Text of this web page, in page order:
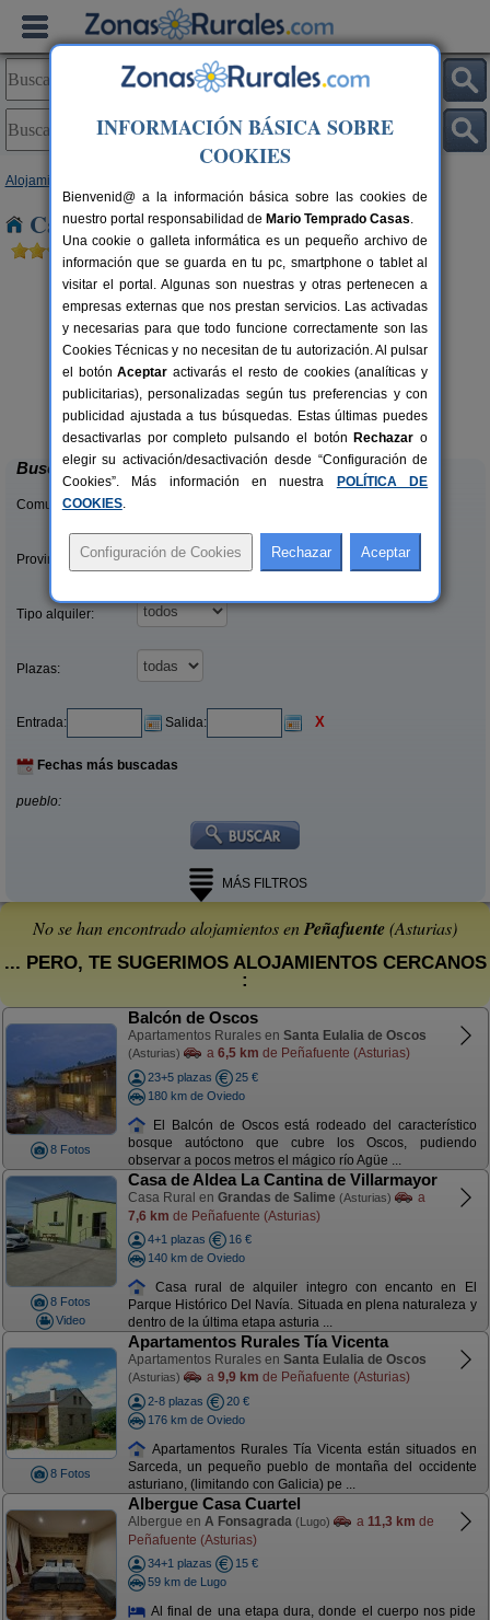
Alojamientos
Casas Rurales cerca de Peñafuente
14+3 pers.
desde20 €
Casa Rural La Rectoral
Beloncio (Asturias)
Buscar
Comunidades:
Provincias/Islas:
Tipo alquiler:
Plazas:
Entrada: Salida: X
Fechas más buscadas
pueblo:
MÁS FILTROS
No se han encontrado alojamientos enPeñafuente(Asturias)
... PERO, TE SUGERIMOS ALOJAMIENTOS CERCANOS
:
8 Fotos
Balcón de Oscos
Apartamentos Rurales en Santa Eulalia de Oscos
(Asturias) a 6,5 km de Peñafuente (Asturias)
23+5 plazas
25 €
180 km de Oviedo
El Balcón de Oscos está rodeado del característico
bosque autóctono que cubre los Oscos, pudiendo
observar a pocos metros el mágico río Agüe ...
8 Fotos
Video
Casa de Aldea La Cantina de Villarmayor
Casa Rural en Grandas de Salime (Asturias)
a
7,6 km de Peñafuente (Asturias)
4+1 plazas
16 €
140 km de Oviedo
Casa rural de alquiler integro con encanto en El
Parque Histórico Del Navía. Situada en plena naturaleza y
dentro de la última etapa asturia ...
8 Fotos
Apartamentos Rurales Tía Vicenta
Apartamentos Rurales en Santa Eulalia de Oscos
(Asturias) a 9,9 km de Peñafuente (Asturias)
2-8 plazas
20 €
176 km de Oviedo
Apartamentos Rurales Tía Vicenta están situados en
Sarceda, un pequeño pueblo de montaña del occidente
asturiano, (limitando con Galicia) pe ...
Albergue Casa Cuartel
Albergue en A Fonsagrada (Lugo) a 11,3 km de
Peñafuente (Asturias)
34+1 plazas
15 €
59 km de Lugo
Al final de una etapa dura, donde el cuerpo nos pide
INFORMACIÓN BÁSICA SOBRE
COOKIES
Bienvenid@ a la información básica sobre las cookies de
nuestro portal responsabilidad de Mario Temprado Casas.
Una cookie o galleta informática es un pequeño archivo de
información que se guarda en tu pc, smartphone o tablet al
visitar el portal. Algunas son nuestras y otras pertenecen a
empresas externas que nos prestan servicios. Las activadas
y necesarias para que todo funcione correctamente son las
Cookies Técnicas y no necesitan de tu autorización. Al pulsar
el botónAceptar activarás el resto de cookies (analíticas y
publicitarias), personalizadas según tus preferencias y con
publicidad ajustada a tus búsquedas. Estas últimas puedes
desactivarlas por completo pulsando el botón Rechazar o
elegir su activación/desactivación desde “Configuración de
Cookies”. Más información en nuestra
POLÍTICA DE
COOKIES.